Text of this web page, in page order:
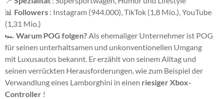
📊 Followers : Instagram (944.000), TikTok (1,8 Mio.), YouTube
(1,31 Mio.)
🏎 Warum POG folgen? Als ehemaliger Unternehmer ist POG
für seinen unterhaltsamen und unkonventionellen Umgang
mit Luxusautos bekannt. Er erzählt von seinem Alltag und
seinen verrückten Herausforderungen, wie zum Beispiel der
Verwandlung eines Lamborghini in einen riesiger Xbox-
Controller !